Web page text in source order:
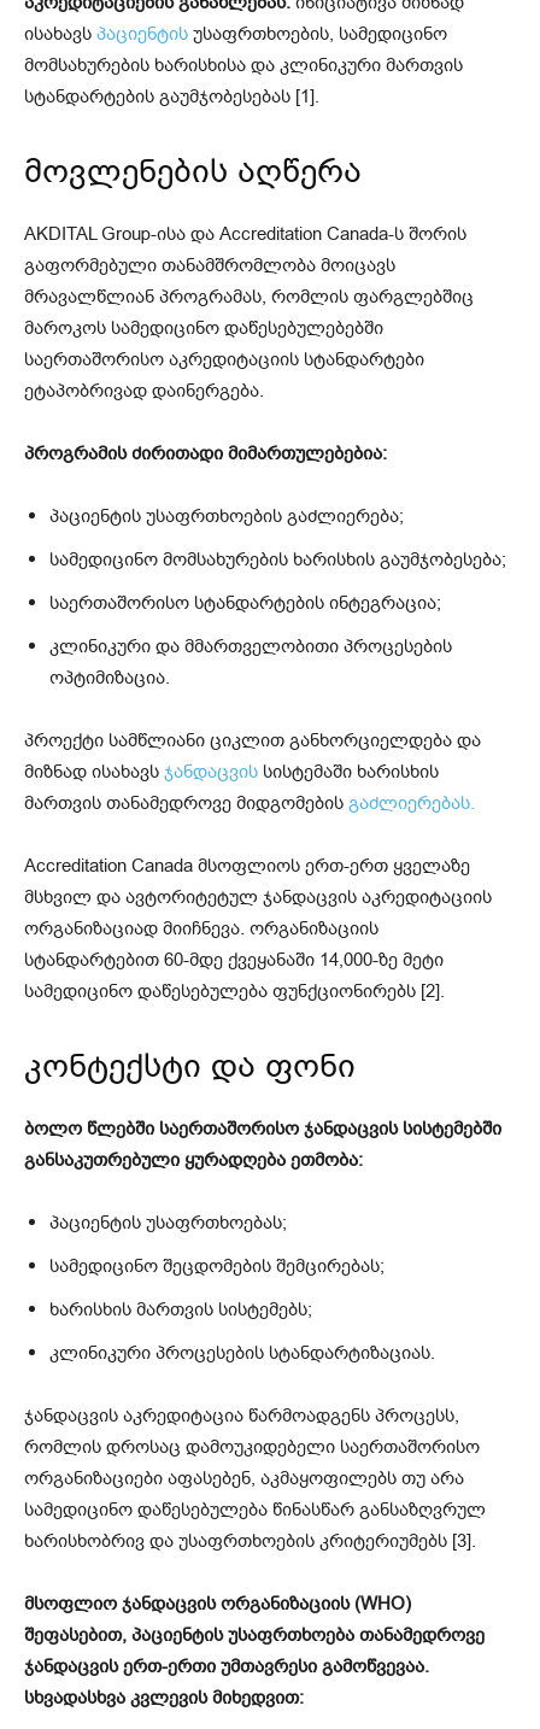
ისახავს პაციენტის უსაფრთხოების, სამედიცინო
მომსახურების ხარისხისა და კლინიკური მართვის
სტანდარტების გაუმჯობესებას [1].
მოვლენების აღწერა
AKDITAL Group-ისა და Accreditation Canada-ს შორის
გაფორმებული თანამშრომლობა მოიცავს
მრავალწლიან პროგრამას, რომლის ფარგლებშიც
მაროკოს სამედიცინო დაწესებულებებში
საერთაშორისო აკრედიტაციის სტანდარტები
ეტაპობრივად დაინერგება.
პროგრამის ძირითადი მიმართულებებია:
პაციენტის უსაფრთხოების გაძლიერება;
სამედიცინო მომსახურების ხარისხის გაუმჯობესება;
საერთაშორისო სტანდარტების ინტეგრაცია;
კლინიკური და მმართველობითი პროცესების
ოპტიმიზაცია.
პროექტი სამწლიანი ციკლით განხორციელდება და
მიზნად ისახავს ჯანდაცვის სისტემაში ხარისხის
მართვის თანამედროვე მიდგომების გაძლიერებას.
Accreditation Canada მსოფლიოს ერთ-ერთ ყველაზე
მსხვილ და ავტორიტეტულ ჯანდაცვის აკრედიტაციის
ორგანიზაციად მიიჩნევა. ორგანიზაციის
სტანდარტებით 60-მდე ქვეყანაში 14,000-ზე მეტი
სამედიცინო დაწესებულება ფუნქციონირებს [2].
კონტექსტი და ფონი
ბოლო წლებში საერთაშორისო ჯანდაცვის სისტემებში
განსაკუთრებული ყურადღება ეთმობა:
პაციენტის უსაფრთხოებას;
სამედიცინო შეცდომების შემცირებას;
ხარისხის მართვის სისტემებს;
კლინიკური პროცესების სტანდარტიზაციას.
ჯანდაცვის აკრედიტაცია წარმოადგენს პროცესს,
რომლის დროსაც დამოუკიდებელი საერთაშორისო
ორგანიზაციები აფასებენ, აკმაყოფილებს თუ არა
სამედიცინო დაწესებულება წინასწარ განსაზღვრულ
ხარისხობრივ და უსაფრთხოების კრიტერიუმებს [3].
მსოფლიო ჯანდაცვის ორგანიზაციის (WHO)
შეფასებით, პაციენტის უსაფრთხოება თანამედროვე
ჯანდაცვის ერთ-ერთი უმთავრესი გამოწვევაა.
სხვადასხვა კვლევის მიხედვით: